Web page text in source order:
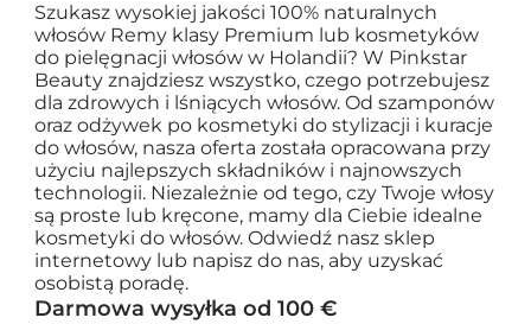
Szukasz wysokiej jakości 100% naturalnych
włosów Remy klasy Premium lub kosmetyków
do pielęgnacji włosów w Holandii? W Pinkstar
Beauty znajdziesz wszystko, czego potrzebujesz
dla zdrowych i lśniących włosów. Od szamponów
oraz odżywek po kosmetyki do stylizacji i kuracje
do włosów, nasza oferta została opracowana przy
użyciu najlepszych składników i najnowszych
technologii. Niezależnie od tego, czy Twoje włosy
są proste lub kręcone, mamy dla Ciebie idealne
kosmetyki do włosów. Odwiedź nasz sklep
internetowy lub napisz do nas, aby uzyskać
osobistą poradę.
Darmowa wysyłka od 100 €